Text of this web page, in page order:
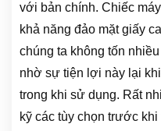
với bản chính. Chiếc
khả năng đảo mặt giấy
chúng ta không tốn
nhờ sự tiện lợi này lại
trong khi sử dụng. Rất
kỹ các tùy chọn trước